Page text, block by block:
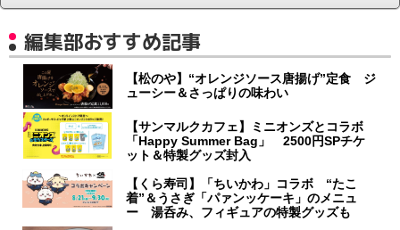
編集部おすすめ記事
【松のや】“オレンジソース唐揚げ”定食 ジ
ューシー＆さっぱりの味わい
【サンマルクカフェ】ミニオンズとコラボ
「Happy Summer Bag」 2500円SPチケ
ット＆特製グッズ封入
【くら寿司】「ちいかわ」コラボ “たこ
着”＆うさぎ「パァンッケーキ」のメニュ
ー 湯呑み、フィギュアの特製グッズも